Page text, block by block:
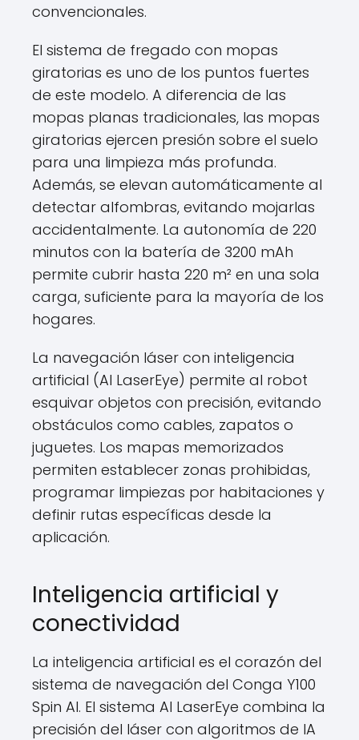
convencionales.
El sistema de fregado con mopas
giratorias es uno de los puntos fuertes
de este modelo. A diferencia de las
mopas planas tradicionales, las mopas
giratorias ejercen presión sobre el suelo
para una limpieza más profunda.
Además, se elevan automáticamente al
detectar alfombras, evitando mojarlas
accidentalmente. La autonomía de 220
minutos con la batería de 3200 mAh
permite cubrir hasta 220 m² en una sola
carga, suficiente para la mayoría de los
hogares.
La navegación láser con inteligencia
artificial (AI LaserEye) permite al robot
esquivar objetos con precisión, evitando
obstáculos como cables, zapatos o
juguetes. Los mapas memorizados
permiten establecer zonas prohibidas,
programar limpiezas por habitaciones y
definir rutas específicas desde la
aplicación.
Inteligencia artificial y
conectividad
La inteligencia artificial es el corazón del
sistema de navegación del Conga Y100
Spin AI. El sistema AI LaserEye combina la
precisión del láser con algoritmos de IA